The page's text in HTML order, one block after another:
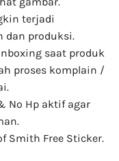
terjadi
dan produksi.
saat produk
proses komplain /
No Hp aktif agar
Smith Free Sticker.